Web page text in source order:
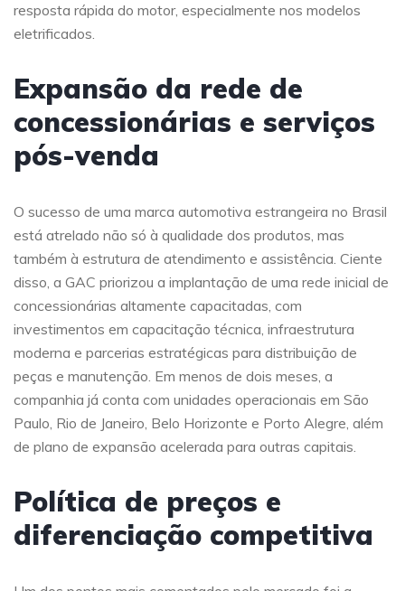
resposta rápida do motor, especialmente nos modelos
eletrificados.
Expansão da rede de
concessionárias e serviços
pós-venda
O sucesso de uma marca automotiva estrangeira no Brasil
está atrelado não só à qualidade dos produtos, mas
também à estrutura de atendimento e assistência. Ciente
disso, a GAC priorizou a implantação de uma rede inicial de
concessionárias altamente capacitadas, com
investimentos em capacitação técnica, infraestrutura
moderna e parcerias estratégicas para distribuição de
peças e manutenção. Em menos de dois meses, a
companhia já conta com unidades operacionais em São
Paulo, Rio de Janeiro, Belo Horizonte e Porto Alegre, além
de plano de expansão acelerada para outras capitais.
Política de preços e
diferenciação competitiva